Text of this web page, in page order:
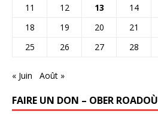
11
12 13 14
18
19 20 21
25
26 27 28
« Juin Août »
FAIRE UN DON – OBER ROADOÙ